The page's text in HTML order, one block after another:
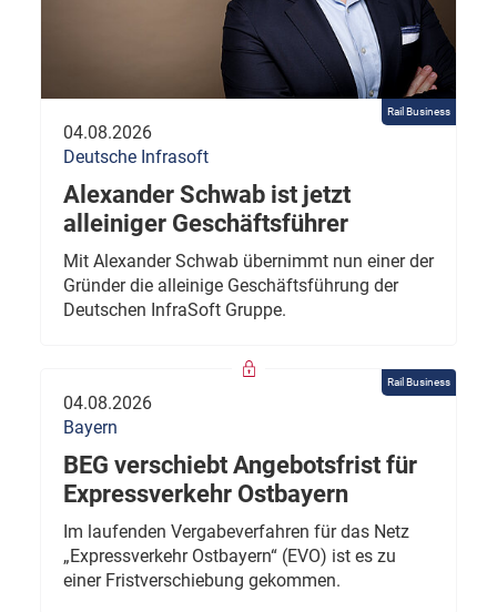
Rail Business
04.08.2026
Deutsche Infrasoft
Alexander Schwab ist jetzt
alleiniger Geschäftsführer
Mit Alexander Schwab übernimmt nun einer der
Gründer die alleinige Geschäftsführung der
Deutschen InfraSoft Gruppe.
Rail Business
04.08.2026
Bayern
BEG verschiebt Angebotsfrist für
Expressverkehr Ostbayern
Im laufenden Vergabeverfahren für das Netz
„Expressverkehr Ostbayern“ (EVO) ist es zu
einer Fristverschiebung gekommen.